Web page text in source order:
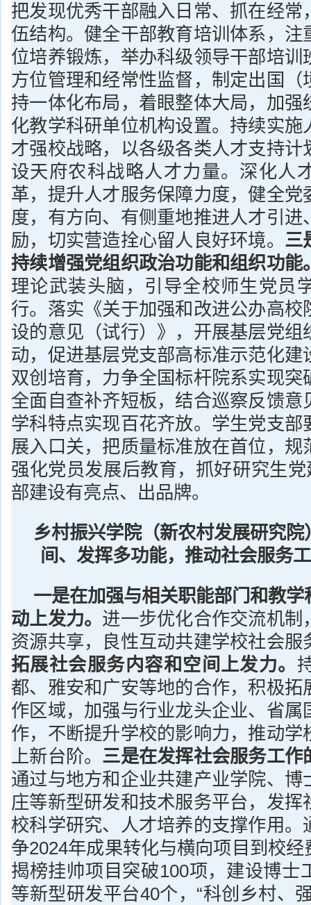
把发现优秀干部融入日常、抓在经常
伍结构。健全干部教育培训体系，注
位培养锻炼，举办科级领导干部培训
方位管理和经常性监督，制定出国（
持一体化布局，着眼整体大局，加强
化教学科研单位机构设置。持续实施
才强校战略，以各级各类人才支持计
设天府农科战略人才力量。深化人
革，提升人才服务保障力度，健全党
度，有方向、有侧重地推进人才引进
励，切实营造拴心留人良好环境。 三
持续增强党组织政治功能和组织功能
理论武装头脑，引导全校师生党员
行。落实《关于加强和改进公办高校
设的意见（试行）》，开展基层党组
动，促进基层党支部高标准示范化建
双创培育，力争全国标杆院系实现突
全面自查补齐短板，结合巡察反馈意
学科特点实现百花齐放。学生党支部
展入口关，把质量标准放在首位，规
强化党员发展后教育，抓好研究生党
部建设有亮点、出品牌。
乡村振兴学院（新农村发展研究
间、发挥多功能，推动社会服务
一是在加强与相关职能部门和教
动上发力。 进一步优化合作交流机制
资源共享，良性互动共建学校社会服
拓展社会服务内容和空间上发力。
都、雅安和广安等地的合作，积极拓
作区域，加强与行业龙头企业、省属
作，不断提升学校的影响力，推动学
上新台阶。 三是在发挥社会服务工作
通过与地方和企业共建产业学院、博
庄等新型研发和技术服务平台，发挥
校科学研究、人才培养的支撑作用。
争2024年成果转化与横向项目到校
揭榜挂帅项目突破100项，建设博士
等新型研发平台40个，“科创乡村、